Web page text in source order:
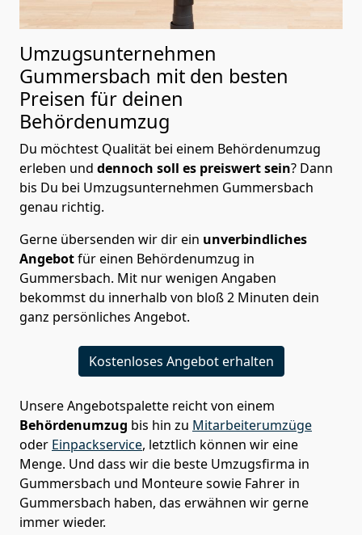
Umzugsunternehmen
Gummersbach mit den besten
Preisen für deinen
Behördenumzug
Du möchtest Qualität bei einem Behördenumzug
erleben und dennoch soll es preiswertsein? Dann
bis Du bei Umzugsunternehmen Gummersbach
genau richtig.
Gerne übersenden wir dir ein unverbindliches
Angebotfür einen Behördenumzug in
Gummersbach. Mit nur wenigen Angaben
bekommst du innerhalb von bloß 2 Minuten dein
ganz persönliches Angebot.
Kostenloses Angebot erhalten
Unsere Angebotspalette reicht von einem
Behördenumzug bis hin zu Mitarbeiterumzüge
oder Einpackservice, letztlich können wir eine
Menge. Und dass wir die beste Umzugsfirma in
Gummersbach und Monteure sowie Fahrer in
Gummersbach haben, das erwähnen wir gerne
immer wieder.